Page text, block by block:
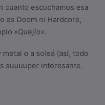
cuanto escuchamos esa
es Doom ni Hardcore,
«Quejío».
o a soleá (así, todo
suuuuper interesante.